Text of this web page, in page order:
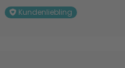
Kundenliebling